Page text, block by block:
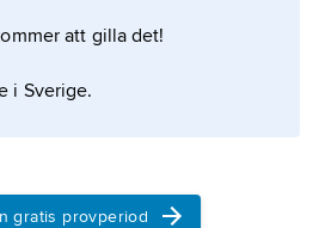
att gilla det!
i Sverige.
gratis provperiod